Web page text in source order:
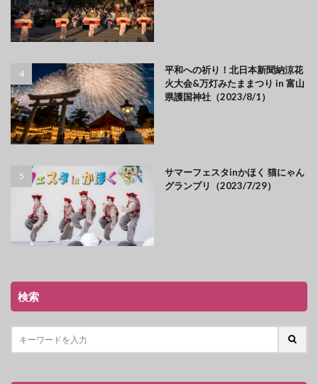
平和への祈り！北日本新聞納涼花
火大会&万灯みたままつり in 富山
県護国神社（2023/8/1）
サマーフェスタinかほく 猫にゃん
グランプリ（2023/7/29）
検索